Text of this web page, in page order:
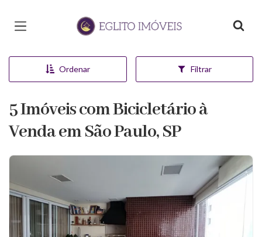
Página inicial
Ordenar Filtrar
5 Imóveis com Bicicletário à
Venda em São Paulo, SP